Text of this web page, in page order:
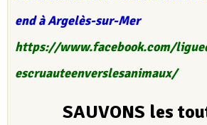
end à Argelès-sur-Mer
https://www.facebook.com/
escruauteenverslesanimaux/
SAUVONS les